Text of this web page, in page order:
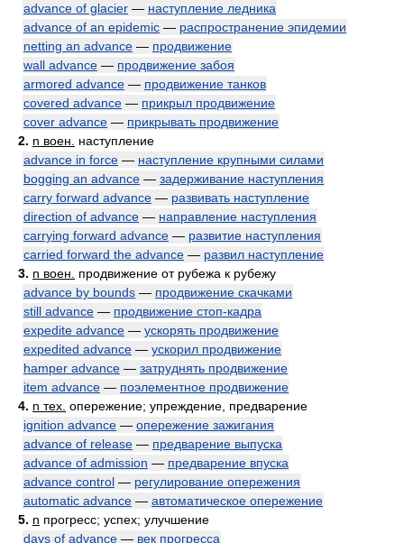
advance of glacier — наступление ледника
advance of an epidemic — распространение эпидемии
netting an advance — продвижение
wall advance — продвижение забоя
armored advance — продвижение танков
covered advance — прикрыл продвижение
cover advance — прикрывать продвижение
2. n воен.
наступление
advance in force — наступление крупными силами
bogging an advance — задерживание наступления
carry forward advance — развивать наступление
direction of advance — направление наступления
carrying forward advance — развитие наступления
carried forward the advance — развил наступление
3. n воен.
продвижение от рубежа к рубежу
advance by bounds — продвижение скачками
still advance — продвижение стоп-кадра
expedite advance — ускорять продвижение
expedited advance — ускорил продвижение
hamper advance — затруднять продвижение
item advance — поэлементное продвижение
4. n тех. опережение; упреждение, предварение
ignition advance — опережение зажигания
advance of release — предварение выпуска
advance of admission — предварение впуска
advance control — регулирование опережения
automatic advance — автоматическое опережение
5. n прогресс; успех; улучшение
days of advance — век прогресса